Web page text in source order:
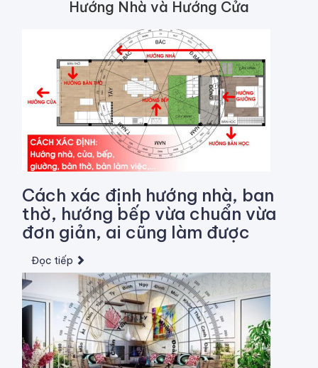
Hướng Nhà và Hướng Cửa
Cách xác định hướng nhà, ban
thờ, hướng bếp vừa chuẩn vừa
đơn giản, ai cũng làm được
Đọc tiếp